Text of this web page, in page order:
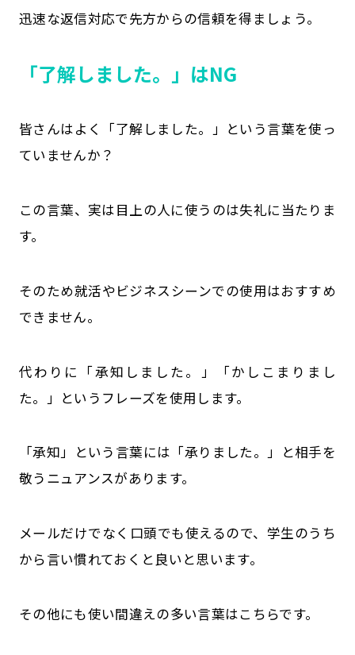
迅速な返信対応で先方からの信頼を得ましょう。
「了解しました。」はNG
皆さんはよく「了解しました。」という言葉を使っ
ていませんか？
この言葉、実は目上の人に使うのは失礼に当たりま
す。
そのため就活やビジネスシーンでの使用はおすすめ
できません。
代わりに「承知しました。」「かしこまりまし
た。」というフレーズを使用します。
「承知」という言葉には「承りました。」と相手を
敬うニュアンスがあります。
メールだけでなく口頭でも使えるので、学生のうち
から言い慣れておくと良いと思います。
その他にも使い間違えの多い言葉はこちらです。